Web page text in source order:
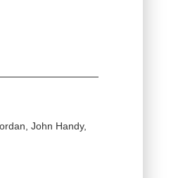
John Handy,